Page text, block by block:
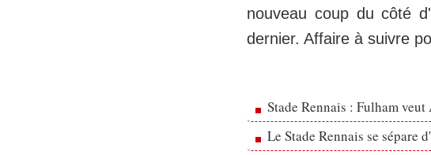
nouveau coup du côté
dernier. Affaire à suivre
Stade Rennais : Fulham
Le Stade Rennais se sépare